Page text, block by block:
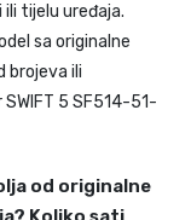
tijelu uređaja.
sa originalne
brojeva ili
5 SF514-51-
od originalne